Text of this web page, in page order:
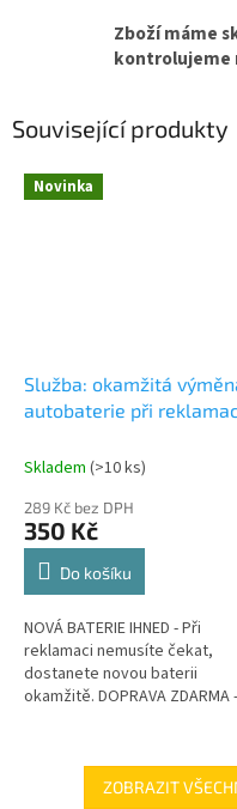
Zboží máme
kontrolujeme
Související produkty
Novinka
Služba: okamžitá
autobaterie při
Skladem (>10 ks)
289 Kč bez DPH
350 Kč
Do košíku
NOVÁ BATERIE IHNED - Při
reklamaci nemusíte čekat,
dostanete novou baterii
okamžitě. DOPRAVA ZDARMA -
GARANCE...
ZOBRAZIT